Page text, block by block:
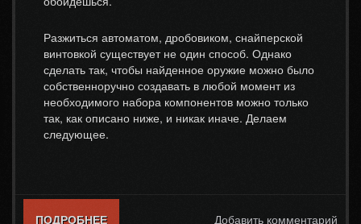
Разжиться автоматом, дробовиком, снайперской
винтовкой существует не один способ. Однако
сделать так, чтобы найденное оружие можно было
собственноручно создавать в любой момент из
необходимого набора компонентов можно только
так, как описано ниже, и никак иначе. Делаем
следующее.
ПОДРОБНЕЕО КАК ИЗУЧИТЬ ОРУЖИЕ В RUST
Добавить комментарий